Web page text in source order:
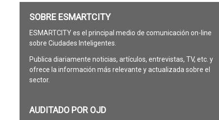
SOBRE ESMARTCITY
ESMARTCITY es el principal medio de comunicación on-line
sobre Ciudades Inteligentes.
Publica diariamente noticias, artículos, entrevistas, TV, etc. y
ofrece la información más relevante y actualizada sobre el
sector.
AUDITADO POR OJD